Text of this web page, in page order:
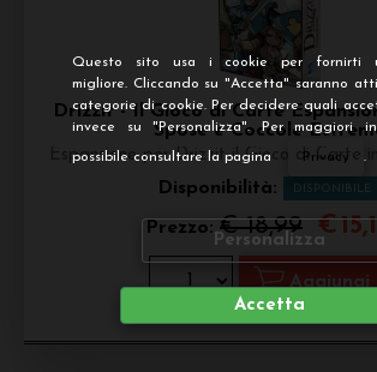
Questo sito usa i cookie per fornirti
migliore. Cliccando su "Accetta" saranno
categorie di cookie. Per decidere quali
invece su "Personalizza". Per maggiori
possibile consultare la pagina Privacy .
Personalizza
Accetta
Drizzit - Il Gioco di Carte
Spose e Coccole
Espansione per Drizzit il Gioco di Carte
Disponibilità: DISPONIBILE
Prezzo:€ 18,99 €